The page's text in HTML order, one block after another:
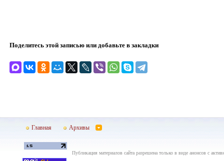
Поделитесь этой записью или добавьте в закладки
Главная Архивы
Публикация материалов сайта разрешена только в виде анонсов с